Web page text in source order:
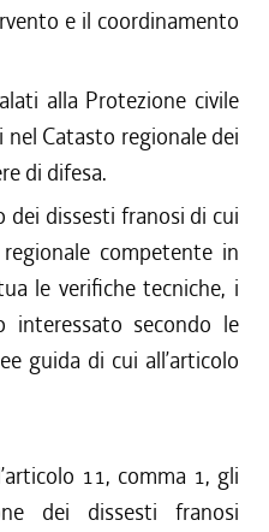
e il coordinamento
alla Protezione civile
nel Catasto regionale dei
di difesa.
dei dissesti franosi di cui
competente in
le verifiche tecniche, i
secondo le
guida di cui all’articolo
11, comma 1, gli
dei dissesti franosi